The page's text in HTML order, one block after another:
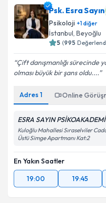
E-posta Adresiniz
Kişisel verilerimin
Metni'ni okudum
kapsamda
Takvim
Psk. Esra Sayın
Psikoloji +1diğer
İstanbul, Beyoğlu
5 (995
Çift danışmanlığı sürecinde
olması büyük bir şans oldu....
Adres 1 Online
ESRA SAYIN
Kuloğlu Mahallesi Sıraselviler
Üstü Simge Apartmanı Kat:2
En Yakın Saatler
19:00
19:45